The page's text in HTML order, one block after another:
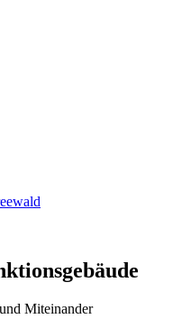
Miteinander